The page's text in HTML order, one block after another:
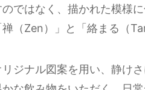
ではなく、描かれた模様
（Zen）」と「絡まる（
ジナル図案を用い、静け